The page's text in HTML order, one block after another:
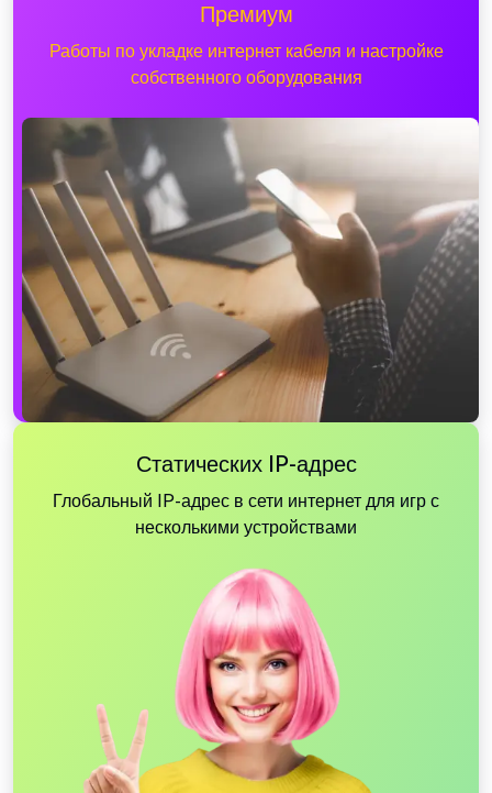
Премиум
Работы по укладке интернет кабеля и настройке
собственного оборудования
Статических IP-адрес
Глобальный IP-адрес в сети интернет для игр с
несколькими устройствами